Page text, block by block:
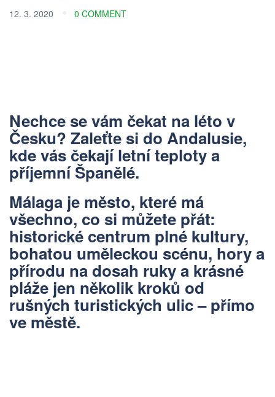
12. 3. 2020 0 COMMENT
Nechce se vám čekat na léto v
Česku? Zaleťte si do Andalusie,
kde vás čekají letní teploty a
příjemní Španělé.
Málaga je město, které má
všechno, co si můžete přát:
historické centrum plné kultury,
bohatou uměleckou scénu, hory a
přírodu na dosah ruky a krásné
pláže jen několik kroků od
rušných turistických ulic – přímo
ve městě.